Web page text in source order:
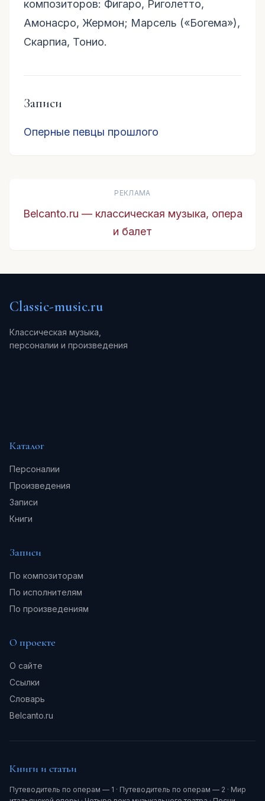
композиторов: Фигаро, Риголетто,
Амонасро, Жермон; Марсель («Богема»),
Скарпиа, Тонио.
Записи
Оперные певцы прошлого
РЕКЛАМА
Belcanto.ru — классическая музыка, опера
и балет
Classic-music.ru
Классическая музыка,
персоналии и произведения
Каталог
Персоналии
Произведения
Записи
Книги
Записи
По композиторам
По исполнителям
По произведениям
О проекте
О сайте
Ссылки
Словарь
Belcanto.ru
Книги и статьи
Путеводитель по операм — 1 · Путеводитель по операм — 2 · Мир